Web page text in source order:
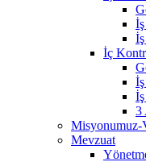
İç
3
Misyonumuz-
Mevzuat